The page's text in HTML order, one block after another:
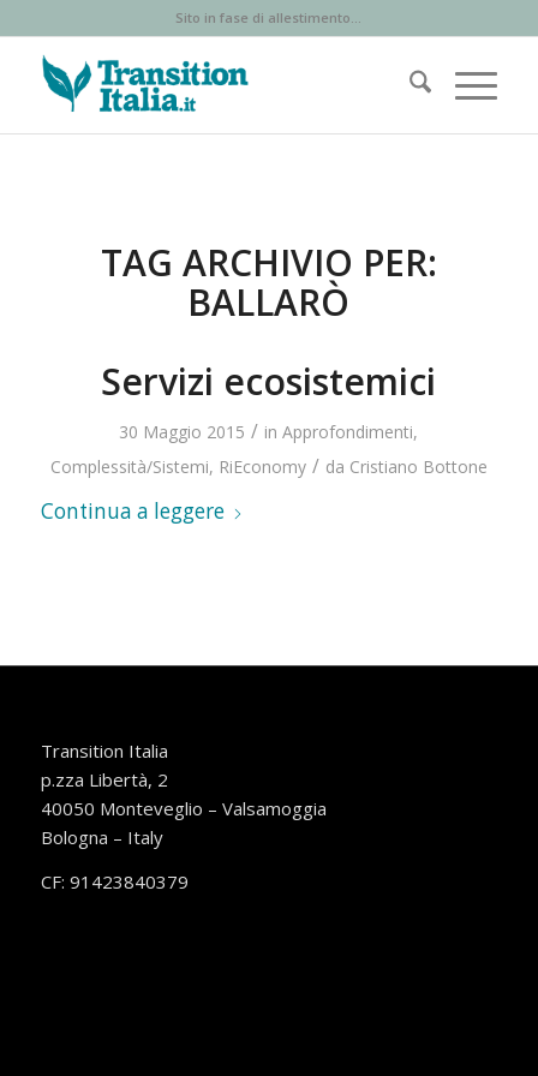
Sito in fase di allestimento...
TAG ARCHIVIO PER:
BALLARÒ
Servizi ecosistemici
30 Maggio 2015 / inApprofondimenti,
Complessità/Sistemi, RiEconomy / da Cristiano Bottone
Continua a leggere
Transition Italia
p.zza Libertà, 2
40050 Monteveglio – Valsamoggia
Bologna – Italy
CF: 91423840379